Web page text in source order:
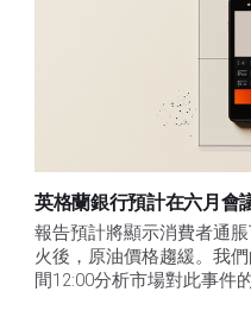
英格蘭銀行預計在六月會
報告預計將顯示消費者通
火後，原油價格趨緩。我
間12:00分析市場對此事件